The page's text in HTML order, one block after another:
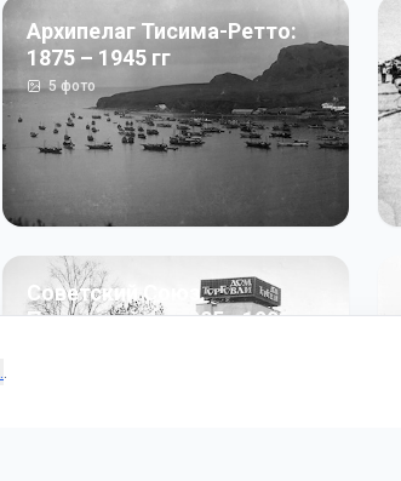
Архипелаг Тисима-Ретто:
1875 – 1945 гг
5фото
Советский Союз.
Перестройка: 1985 - 1991 гг